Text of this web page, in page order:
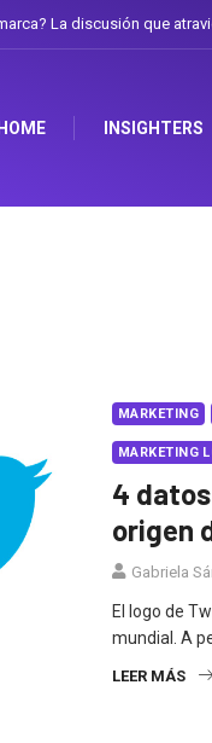
y el arte de cambiarse
HOME INSIGHTERS
MARKETING
MARKETING
4
origen
Gabriela
El logo de
mundial. A
LEER MÁS